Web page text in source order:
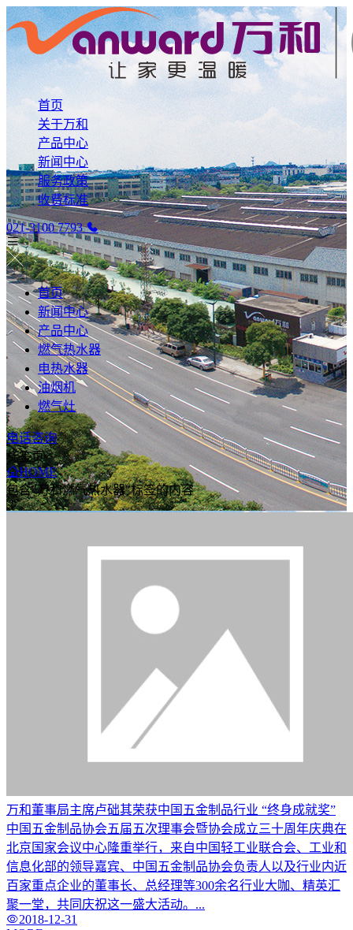
首页
关于万和
产品中心
新闻中心
服务政策
收费标准
021-3100 7793
首页
新闻中心
产品中心
燃气热水器
电热水器
油烟机
燃气灶
电话咨询
标签页
HOME
包含"万和燃气热水器"标签的内容
万和董事局主席卢础其荣获中国五金制品行业 “终身成就奖”
中国五金制品协会五届五次理事会暨协会成立三十周年庆典在
北京国家会议中心隆重举行，来自中国轻工业联合会、工业和
信息化部的领导嘉宾、中国五金制品协会负责人以及行业内近
百家重点企业的董事长、总经理等300余名行业大咖、精英汇
聚一堂，共同庆祝这一盛大活动。...
2018-12-31